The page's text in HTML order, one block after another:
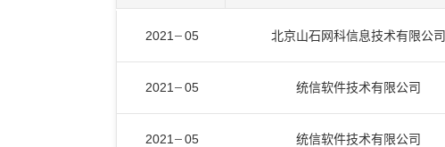
2021 05 北京山石网科信息技术有限公司
2021 05 统信软件技术有限公司
2021 05 统信软件技术有限公司